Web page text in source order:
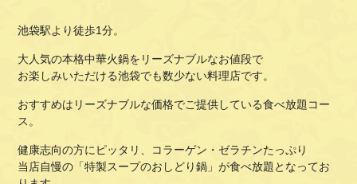
池袋駅より徒歩1分。
大人気の本格中華火鍋をリーズナブルなお値段で
お楽しみいただける池袋でも数少ない料理店です。
おすすめはリーズナブルな価格でご提供している食べ放題コー
ス。
健康志向の方にピッタリ、コラーゲン・ゼラチンたっぷり
当店自慢の「特製スープのおしどり鍋」が食べ放題となってお